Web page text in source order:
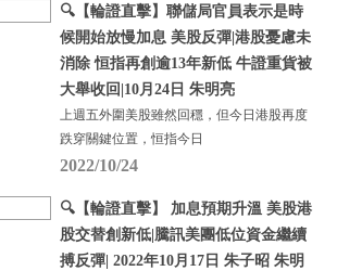
🔍【輪證直擊】聯儲局官員表示是時
候開始放慢加息 美股反彈|港股憂慮未
消除 恒指再創逾13年新低 牛證重貨被
大舉收回|10月24日 朱明亮
上週五外圍美股雖然回穩，但今日港股再度
跌穿關鍵位置，恒指今日
2022/10/24
🔍【輪證直擊】 加息預期升溫 美股港
股交替創新低|騰訊美團低位資金繼續
搏反彈| 2022年10月17日 朱子昭 朱明